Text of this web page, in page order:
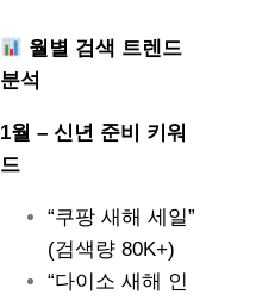
월별 검색 트렌드
분석
1월 – 신년 준비 키워
드
“쿠팡 새해 세일”
(검색량 80K+)
“다이소 새해 인